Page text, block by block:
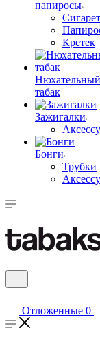
папиросы
Кретек
Нюхательный
табак
Зажигалки
Бонги
Трубки
Отложенные 0